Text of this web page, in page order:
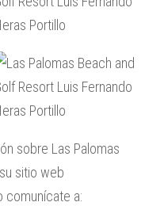
sobre Las Palomas
sitio web
comunícate a: